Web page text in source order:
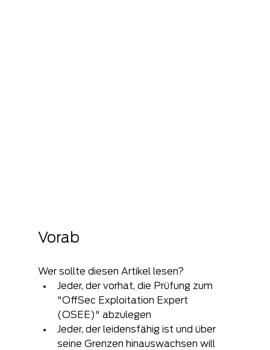
Vorab
Wer sollte diesen Artikel lesen?
Jeder, der vorhat, die Prüfung zum
"OffSec Exploitation Expert
(OSEE)" abzulegen
Jeder, der leidensfähig ist und über
seine Grenzen hinauswachsen will